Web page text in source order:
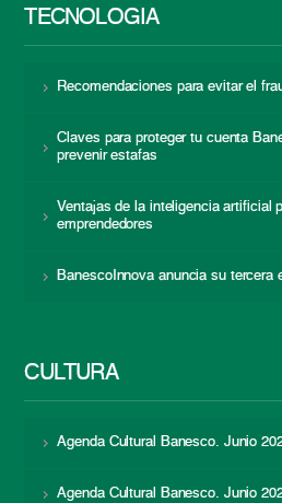
TECNOLOGÍA
Recomendaciones para evitar el
Claves para proteger tu cuenta
prevenir estafas
Ventajas de la inteligencia artificial
emprendedores
BanescoInnova anuncia su tercera
CULTURA
Agenda Cultural Banesco. Junio
Agenda Cultural Banesco. Junio